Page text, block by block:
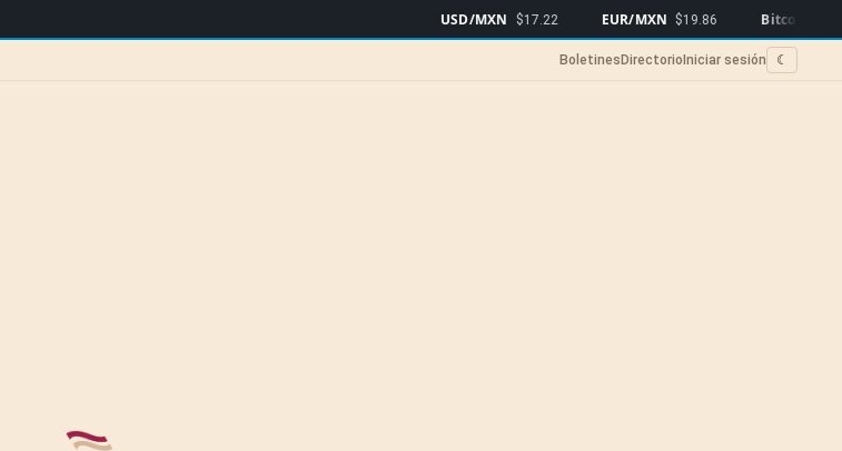
USD/MXN $17.22 EUR/MXN $19.86 Bitcoin $64,327
Boletines Directorio Iniciar sesión ☾